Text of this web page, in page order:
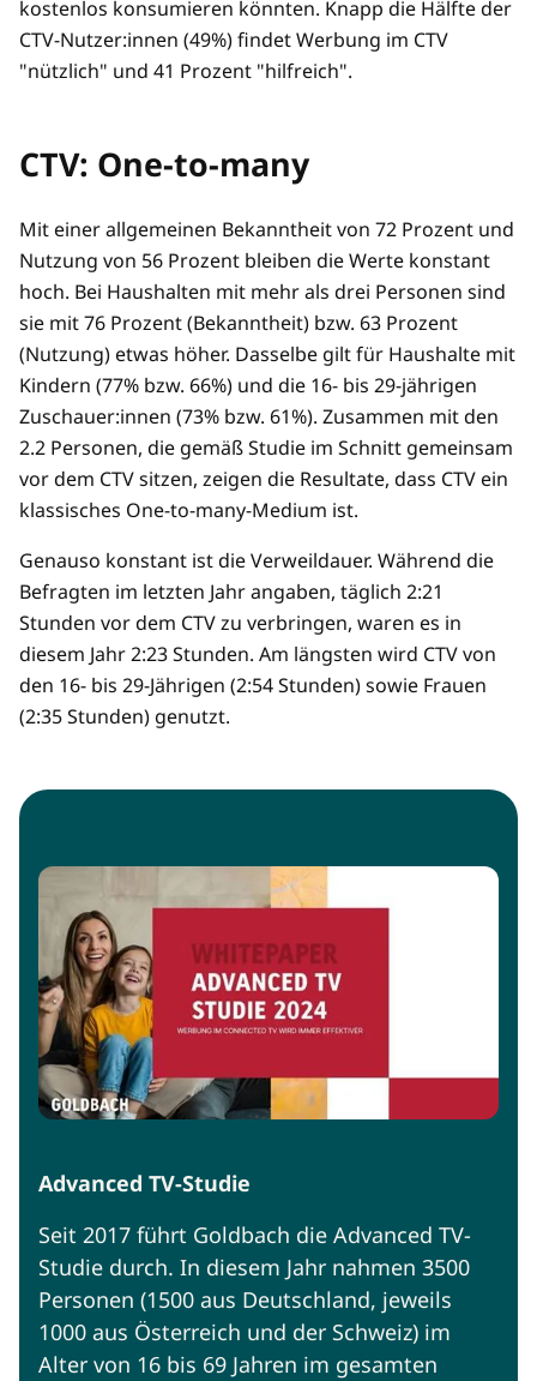
kostenlos konsumieren könnten. Knapp die Hälfte der
CTV-Nutzer:innen (49%) findet Werbung im CTV
"nützlich" und 41 Prozent "hilfreich".
CTV: One-to-many
Mit einer allgemeinen Bekanntheit von 72 Prozent und
Nutzung von 56 Prozent bleiben die Werte konstant
hoch. Bei Haushalten mit mehr als drei Personen sind
sie mit 76 Prozent (Bekanntheit) bzw. 63 Prozent
(Nutzung) etwas höher. Dasselbe gilt für Haushalte mit
Kindern (77% bzw. 66%) und die 16- bis 29-jährigen
Zuschauer:innen (73% bzw. 61%). Zusammen mit den
2.2 Personen, die gemäß Studie im Schnitt gemeinsam
vor dem CTV sitzen, zeigen die Resultate, dass CTV ein
klassisches One-to-many-Medium ist.
Genauso konstant ist die Verweildauer. Während die
Befragten im letzten Jahr angaben, täglich 2:21
Stunden vor dem CTV zu verbringen, waren es in
diesem Jahr 2:23 Stunden. Am längsten wird CTV von
den 16- bis 29-Jährigen (2:54 Stunden) sowie Frauen
(2:35 Stunden) genutzt.
Advanced TV-Studie
Seit 2017 führt Goldbach die Advanced TV-
Studie durch. In diesem Jahr nahmen 3500
Personen (1500 aus Deutschland, jeweils
1000 aus Österreich und der Schweiz) im
Alter von 16 bis 69 Jahren im gesamten